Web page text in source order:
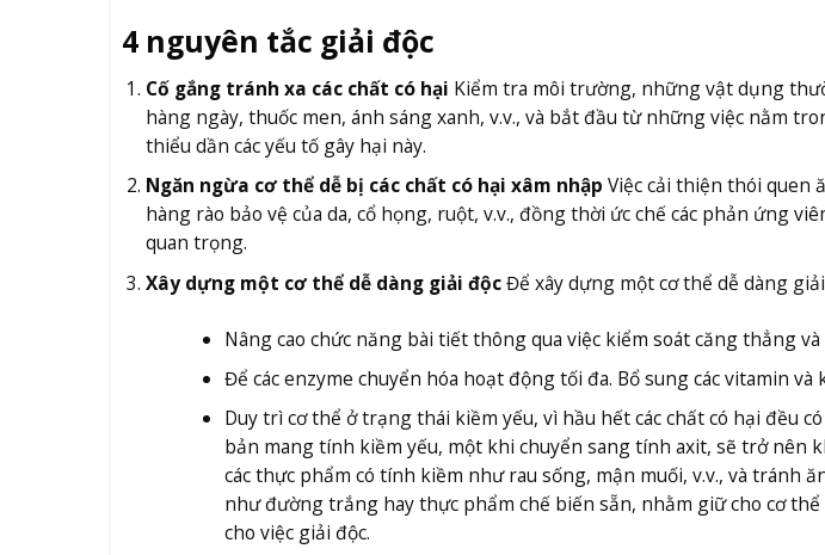
4 nguyên tắc giải độc
Cố gắng tránh xa các chất có hại Kiểm tra môi trường, những vật dụng
hàng ngày, thuốc men, ánh sáng xanh, v.v., và bắt đầu từ những việc nằm
thiểu dần các yếu tố gây hại này.
Ngăn ngừa cơ thể dễ bị các chất có hại xâm nhập Việc cải thiện thói quen
hàng rào bảo vệ của da, cổ họng, ruột, v.v., đồng thời ức chế các phản ứng
quan trọng.
Xây dựng một cơ thể dễ dàng giải độcĐể xây dựng một cơ thể dễ dàng
Nâng cao chức năng bài tiết thông qua việc kiểm soát căng thẳng
Để các enzyme chuyển hóa hoạt động tối đa. Bổ sung các vitamin
Duy trì cơ thể ở trạng thái kiềm yếu, vì hầu hết các chất có hại đều
bản mang tính kiềm yếu, một khi chuyển sang tính axit, sẽ trở nên
các thực phẩm có tính kiềm như rau sống, mận muối, v.v., và tránh
như đường trắng hay thực phẩm chế biến sẵn, nhằm giữ cho cơ
cho việc giải độc.